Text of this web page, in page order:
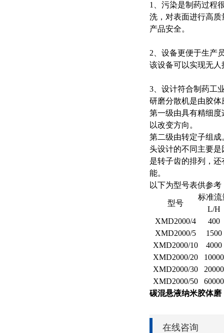
1、污染是制药过程
洗，对表面进行高
产品安全。
2、设备更便于生产
该设备可以实现无
3、设计符合制药工
研磨分散机是由胶
第一级由具有精细
以改变方向。
第二级由转定子组
头设计的不同主要
是转子齿的排列，
能。
以下为型号表供参考
型号
标准流
L/H
XMD2000/4
400
XMD2000/5
1500
XMD2000/10
4000
XMD2000/20
10000
XMD2000/30
20000
XMD2000/50
60000
碳混悬液纳米胶体磨
在线咨询